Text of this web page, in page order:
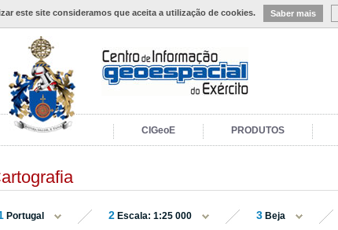
este site consideramos que aceita a utilização de cookies. Saber mais
CIGeoE PRODUTOS
Portugal 2 Escala: 1:25 000 3 Beja